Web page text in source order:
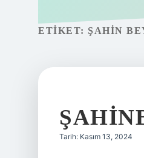
ETIKET: ŞAHIN
Tarih: Kasım 13, 2024